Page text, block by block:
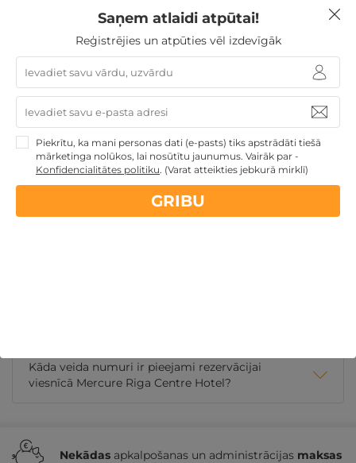
Mercure Riga Centre Hotel? Cikos brokastis tiek
Viesnīcā tiek pasniegtas bufetes veida brokastis ar
konditorejas izstrādājumiem, svaigi pagatavotu
kafiju, tēju un sulu. Brokastu servēšanas laiks: I-VII
7.00-10.00.
Vai pie viesnīcas Mercure Riga Centre Hotel ir
pieejama autostāvvieta?
Kāda veida numuri ir pieejami rezervācijai
viesnīcā Mercure Riga Centre Hotel?
Nekādas apkalpošanas un administrācijas maksas
Saņem atlaidi atpūtai!
Reģistrējies un atpūties vēl izdevīgāk
Piekrītu, ka mani personas dati (e-pasts) tiks apstrādāti tiešā
mārketinga nolūkos, lai nosūtītu jaunumus. Vairāk par -
Konfidencialitātes politiku. (Varat atteikties jebkurā mirklī)
GRIBU